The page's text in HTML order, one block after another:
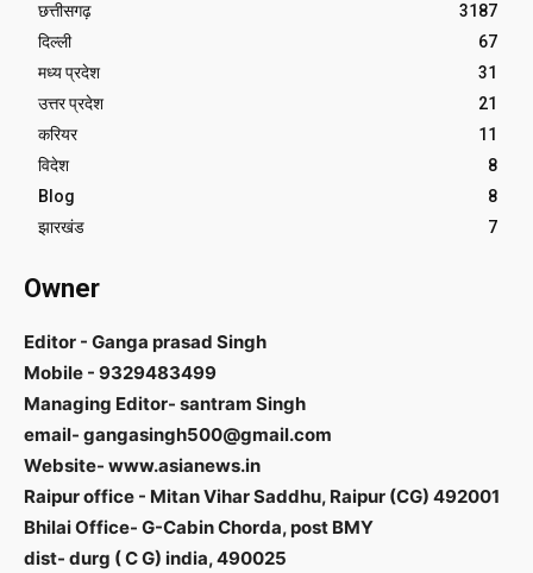
छत्तीसगढ़
3187
दिल्ली
67
मध्य प्रदेश
31
उत्तर प्रदेश
21
करियर
11
विदेश
8
Blog
8
झारखंड
7
Owner
Editor - Ganga prasad Singh
Mobile - 9329483499
Managing Editor- santram Singh
email- gangasingh500@gmail.com
Website- www.asianews.in
Raipur office - Mitan Vihar Saddhu, Raipur (CG) 492001
Bhilai Office- G-Cabin Chorda, post BMY
dist- durg ( C G) india, 490025